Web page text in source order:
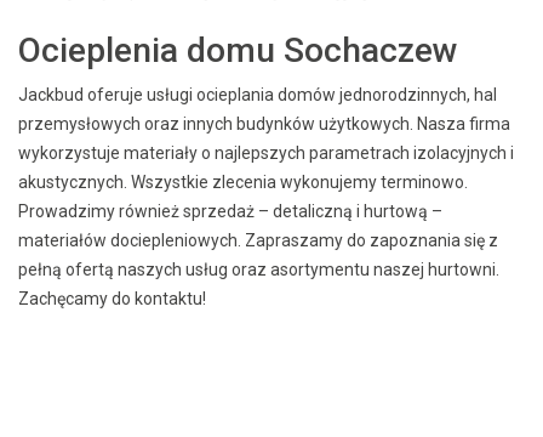
Ocieplenia domu Sochaczew
Jackbud oferuje usługi ocieplania domów jednorodzinnych, hal
przemysłowych oraz innych budynków użytkowych. Nasza firma
wykorzystuje materiały o najlepszych parametrach izolacyjnych i
akustycznych. Wszystkie zlecenia wykonujemy terminowo.
Prowadzimy również sprzedaż – detaliczną i hurtową –
materiałów dociepleniowych. Zapraszamy do zapoznania się z
pełną ofertą naszych usług oraz asortymentu naszej hurtowni.
Zachęcamy do kontaktu!